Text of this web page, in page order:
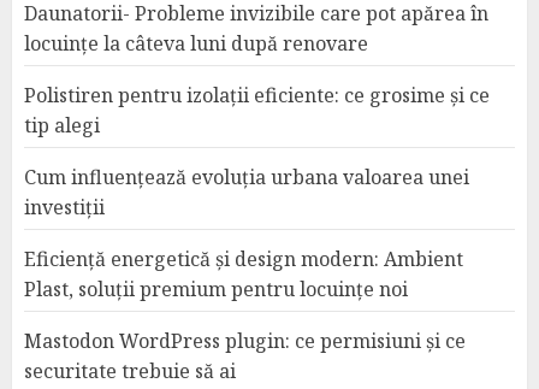
Daunatorii- Probleme invizibile care pot apărea în
locuințe la câteva luni după renovare
Polistiren pentru izolații eficiente: ce grosime și ce
tip alegi
Cum influențează evoluția urbana valoarea unei
investiții
Eficiență energetică și design modern: Ambient
Plast, soluții premium pentru locuințe noi
Mastodon WordPress plugin: ce permisiuni și ce
securitate trebuie să ai